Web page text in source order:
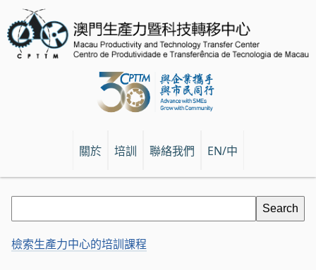
關於 培訓 聯絡我們 EN/中
檢索生產力中心的培訓課程